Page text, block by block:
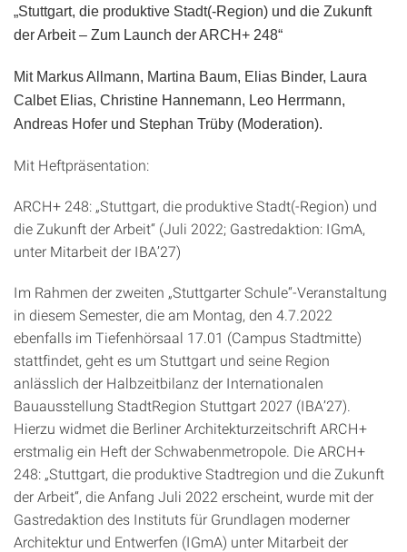
„Stuttgart, die produktive Stadt(-Region) und die Zukunft
der Arbeit – Zum Launch der ARCH+ 248“
Mit Markus Allmann, Martina Baum, Elias Binder, Laura
Calbet Elias, Christine Hannemann, Leo Herrmann,
Andreas Hofer und Stephan Trüby (Moderation).
Mit Heftpräsentation:
ARCH+ 248: „Stuttgart, die produktive Stadt(-Region) und
die Zukunft der Arbeit“ (Juli 2022; Gastredaktion: IGmA,
unter Mitarbeit der IBA’27)
Im Rahmen der zweiten „Stuttgarter Schule“-Veranstaltung
in diesem Semester, die am Montag, den 4.7.2022
ebenfalls im Tiefenhörsaal 17.01 (Campus Stadtmitte)
stattfindet, geht es um Stuttgart und seine Region
anlässlich der Halbzeitbilanz der Internationalen
Bauausstellung StadtRegion Stuttgart 2027 (IBA’27).
Hierzu widmet die Berliner Architekturzeitschrift ARCH+
erstmalig ein Heft der Schwabenmetropole. Die ARCH+
248: „Stuttgart, die produktive Stadtregion und die Zukunft
der Arbeit“, die Anfang Juli 2022 erscheint, wurde mit der
Gastredaktion des Instituts für Grundlagen moderner
Architektur und Entwerfen (IGmA) unter Mitarbeit der